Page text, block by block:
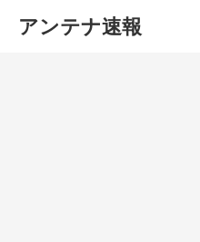
アンテナ速報